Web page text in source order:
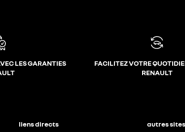
LES GARANTIES
FACILITEZ VOTRE
RENAULT
liens directs autres